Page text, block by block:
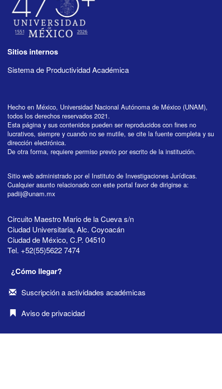
Sitios internos
Sistema de Productividad Académica
Hecho en México, Universidad Nacional Autónoma de México (UNAM),
todos los derechos reservados 2021.
Esta página y sus contenidos pueden ser reproducidos con fines no
lucrativos, siempre y cuando no se mutile, se cite la fuente completa y su
dirección electrónica.
De otra forma, requiere permiso previo por escrito de la institución.
Sitio web administrado por el Instituto de Investigaciones Jurídicas.
Cualquier asunto relacionado con este portal favor de dirigirse a:
padiij@unam.mx
Circuito Maestro Mario de la Cueva s/n
Ciudad Universitaria, Alc. Coyoacán
Ciudad de México, C.P. 04510
Tel. +52(55)5622 7474
¿Cómo llegar?
Suscripción a actividades académicas
Aviso de privacidad